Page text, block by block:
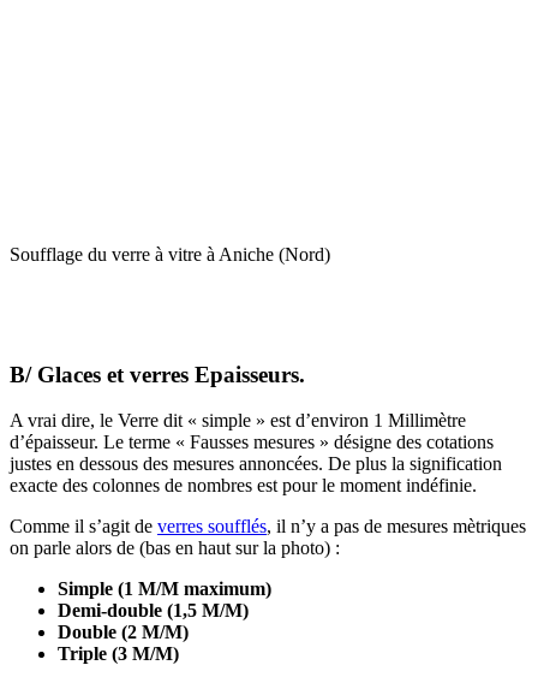
Soufflage du verre à vitre à Aniche (Nord)
B/ Glaces et verres Epaisseurs.
A vrai dire, le Verre dit « simple » est d’environ 1 Millimètre
d’épaisseur. Le terme « Fausses mesures » désigne des cotations
justes en dessous des mesures annoncées. De plus la signification
exacte des colonnes de nombres est pour le moment indéfinie.
Comme il s’agit de verres soufflés, il n’y a pas de mesures mètriques
on parle alors de (bas en haut sur la photo) :
Simple (1 M/M maximum)
Demi-double (1,5 M/M)
Double (2 M/M)
Triple (3 M/M)